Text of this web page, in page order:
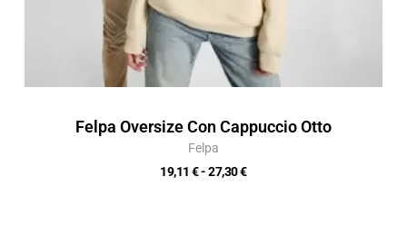
Felpa Oversize Con Cappuccio Otto
Felpa
19,11€- 27,30€